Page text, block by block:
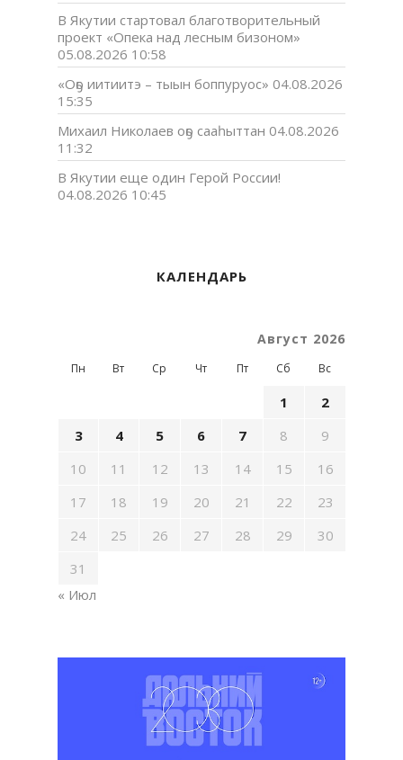
В Якутии стартовал благотворительный
проект «Опека над лесным бизоном»
05.08.2026 10:58
«Оҕо иитиитэ – тыын боппуруос» 04.08.2026
15:35
Михаил Николаев оҕо сааһыттан 04.08.2026
11:32
В Якутии еще один Герой России!
04.08.2026 10:45
КАЛЕНДАРЬ
Август 2026
Пн Вт Ср Чт Пт Сб Вс
1
2
3
4 5 6 7 8
9
10
11 12 13 14 15
16
17
18 19 20 21 22
23
24
25 26 27 28 29
30
31
« Июл